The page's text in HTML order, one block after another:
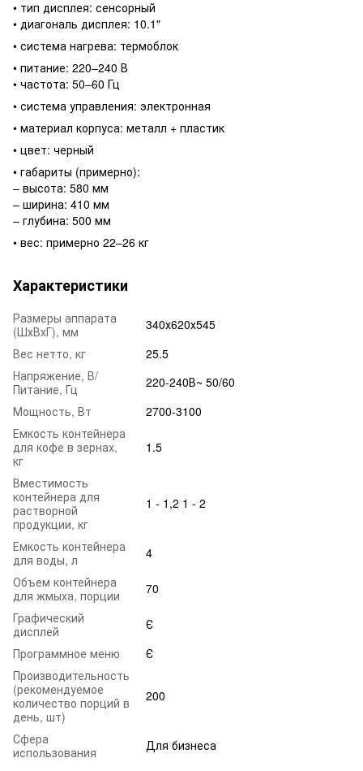
• тип дисплея: сенсорный
• диагональ дисплея: 10.1"
• система нагрева: термоблок
• питание: 220–240 В
• частота: 50–60 Гц
• система управления: электронная
• материал корпуса: металл + пластик
• цвет: черный
• габариты (примерно):
– высота: 580 мм
– ширина: 410 мм
– глубина: 500 мм
• вес: примерно 22–26 кг
Характеристики
Размеры аппарата
(ШхВхГ), мм
340х620х545
Вес нетто, кг
25.5
Напряжение, В/
Питание, Гц
220-240В~ 50/60
Мощность, Вт
2700-3100
Емкость контейнера
для кофе в зернах,
кг
1.5
Вместимость
контейнера для
растворной
продукции, кг
1 - 1,2 1 - 2
Емкость контейнера
для воды, л
4
Объем контейнера
для жмыха, порции
70
Графический
дисплей
Є
Программное меню
Є
Производительность
(рекомендуемое
количество порций в
день, шт)
200
Сфера
использования
Для бизнеса